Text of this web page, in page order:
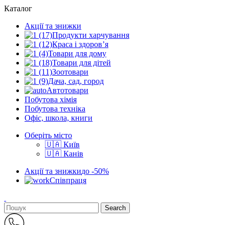
Каталог
Акції та знижки
Продукти харчування
Краса і здоров’я
Товари для дому
Товари для дітей
Зоотовари
Дача, сад, город
Автотовари
Побутова хімія
Побутова техніка
Офіс, школа, книги
Оберіть місто
🇺🇦 Київ
🇺🇦 Канів
Акції та знижкидо -50%
Співпраця
Search